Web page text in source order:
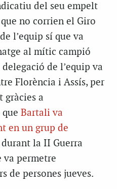
del seu empelt
no corrien el Giro
l’equip sí que va
al mític campió
de l’equip va
Florència i Assís, per
gràcies a
Bartali va
en un grup de
durant la II Guerra
va permetre
de persones jueves.